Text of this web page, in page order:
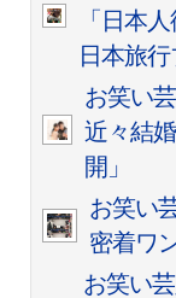
「日本
日本旅
お笑い
近々結
開」
お笑い
密着ワ
お笑い